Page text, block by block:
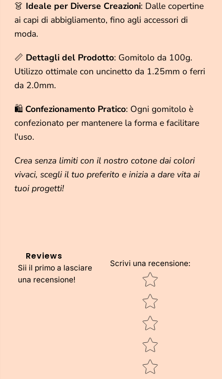
e
T
e
l
,
T
i
o
o
8
0
0
g
e
T
l
i
,
o
o
0
0
g
👗 Ideale per Diverse Creazioni: Dalle copertine
ai capi di abbigliamento, fino agli accessori di
moda.
📏 Dettagli del Prodotto: Gomitolo da 100g.
Utilizzo ottimale con uncinetto da 1.25mm o ferri
da 2.0mm.
🛍️ Confezionamento Pratico: Ogni gomitolo è
confezionato per mantenere la forma e facilitare
l'uso.
Crea senza limiti con il nostro cotone dai colori
vivaci, scegli il tuo preferito e inizia a dare vita ai
tuoi progetti!
Reviews
Sii il primo a lasciare
una recensione!
Scrivi una recensione:
Star rating